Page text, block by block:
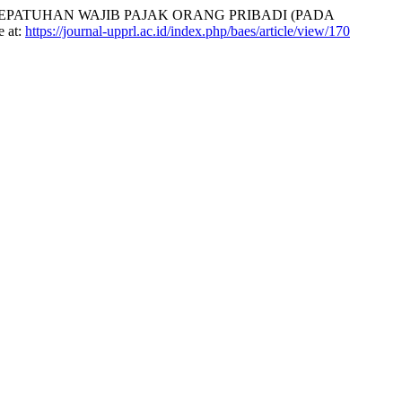
WAJIB PAJAK ORANG PRIBADI (PADA
at: https://journal-upprl.ac.id/index.php/baes/article/view/170